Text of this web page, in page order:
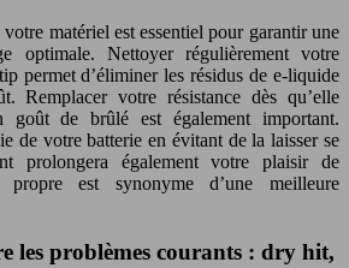
matériel est essentiel pour garantir une
optimale. Nettoyer régulièrement votre
permet d’éliminer les résidus de e-liquide
Remplacer votre résistance dès qu’elle
goût de brûlé est également important.
de votre batterie en évitant de la laisser se
prolongera également votre plaisir de
est synonyme d’une meilleure
les problèmes courants : dry hit,